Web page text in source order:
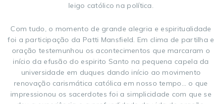
leigo católico na política.
Com tudo, o momento de grande alegria e espiritualidade
foi a participação da Patti Mansfield. Em clima de partilha e
oração testemunhou os acontecimentos que marcaram o
início da efusão do espirito Santo na pequena capela da
universidade em duques dando início ao movimento
renovação carismática católica em nosso tempo… o que
impressionou os sacerdotes foi a simplicidade com que se